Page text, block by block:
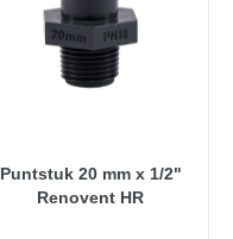
Puntstuk 20 mm x 1/2"
Renovent HR